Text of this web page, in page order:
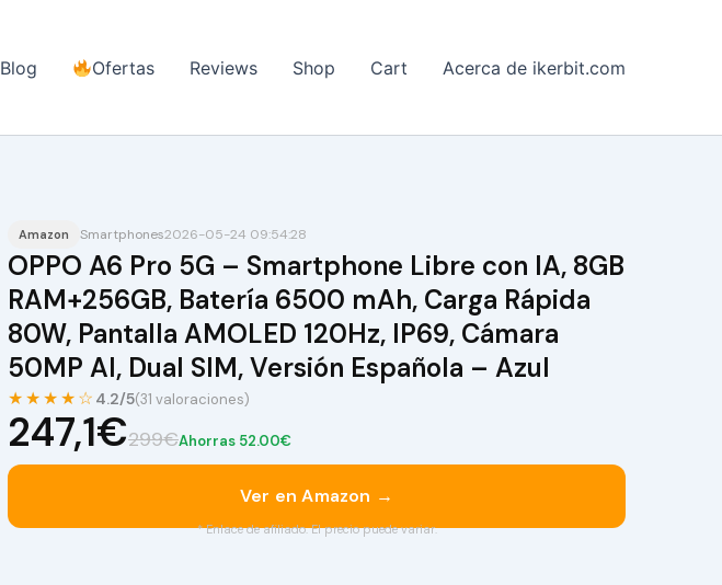
Blog Ofertas Reviews Shop Cart Acerca de ikerbit.com
Amazon Smartphones2026-05-24 09:54:28
OPPO A6 Pro 5G – Smartphone Libre con IA, 8GB
RAM+256GB, Batería 6500 mAh, Carga Rápida
80W, Pantalla AMOLED 120Hz, IP69, Cámara
50MP AI, Dual SIM, Versión Española – Azul
★★★★☆ 4.2/5(31 valoraciones)
247,1€299€Ahorras 52.00€
Ver en Amazon →
* Enlace de afiliado. El precio puede variar.